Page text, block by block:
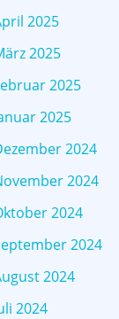
2025
2025
2025
2025
2024
2024
2024
2024
2024
2024